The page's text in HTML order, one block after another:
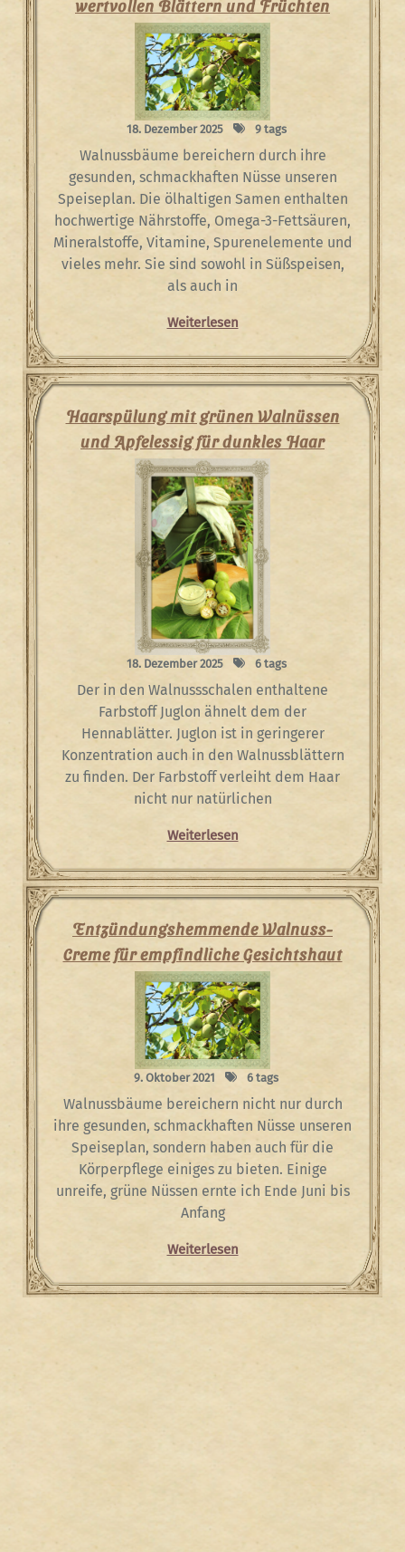
wertvollen Blättern und Früchten
18. Dezember 2025 9 tags
Walnussbäume bereichern durch ihre
gesunden, schmackhaften Nüsse unseren
Speiseplan. Die ölhaltigen Samen enthalten
hochwertige Nährstoffe, Omega-3-Fettsäuren,
Mineralstoffe, Vitamine, Spurenelemente und
vieles mehr. Sie sind sowohl in Süßspeisen,
als auch in
Weiterlesen
Haarspülung mit grünen Walnüssen
und Apfelessig für dunkles Haar
18. Dezember 2025 6 tags
Der in den Walnussschalen enthaltene
Farbstoff Juglon ähnelt dem der
Hennablätter. Juglon ist in geringerer
Konzentration auch in den Walnussblättern
zu finden. Der Farbstoff verleiht dem Haar
nicht nur natürlichen
Weiterlesen
Entzündungshemmende Walnuss-
Creme für empfindliche Gesichtshaut
9. Oktober 2021 6 tags
Walnussbäume bereichern nicht nur durch
ihre gesunden, schmackhaften Nüsse unseren
Speiseplan, sondern haben auch für die
Körperpflege einiges zu bieten. Einige
unreife, grüne Nüssen ernte ich Ende Juni bis
Anfang
Weiterlesen